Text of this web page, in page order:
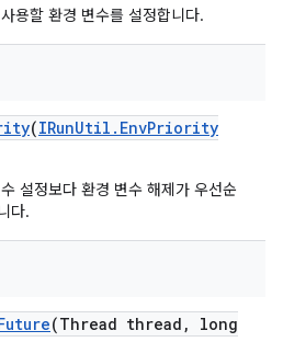
용할 환경 변수를 설정합니다.
(IRunUtil . EnvPriority
설정보다 환경 변수 해제가 우선순
다.
(Thread thread ,
long